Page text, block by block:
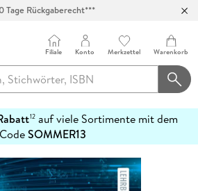
Tage Rückgaberecht***
Filiale Konto Merkzettel Warenkorb
12auf viele Sortimente mit dem
CodeSOMMER13